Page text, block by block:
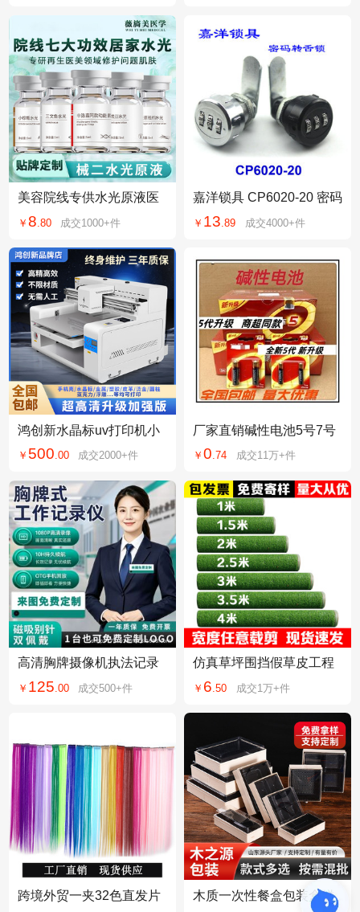
美容院线专供水光原液医
素水光原液精华液
￥ 8 80 成交1000+件
嘉洋锁具 CP6020-20 密码
门柜密码锁
￥ 13 .89 成交4000+件
鸿创新水晶标uv打印机小
柱体平板喷绘机
￥ 500.00 成交2000+件
厂家直销碱性电池5号7号
鼠标空调电视
￥0.74 成交11万+件
高清胸牌摄像机执法记录
录音录像神器
￥ 125 00 成交500+件
仿真草坪围挡假草皮工程
航拍环保人造草坪
￥ 6 .50 成交1万+件
跨境外贸一夹32色直发片
木质一次性餐盒包装盒糕
点寿司打包盒方形刺身拼